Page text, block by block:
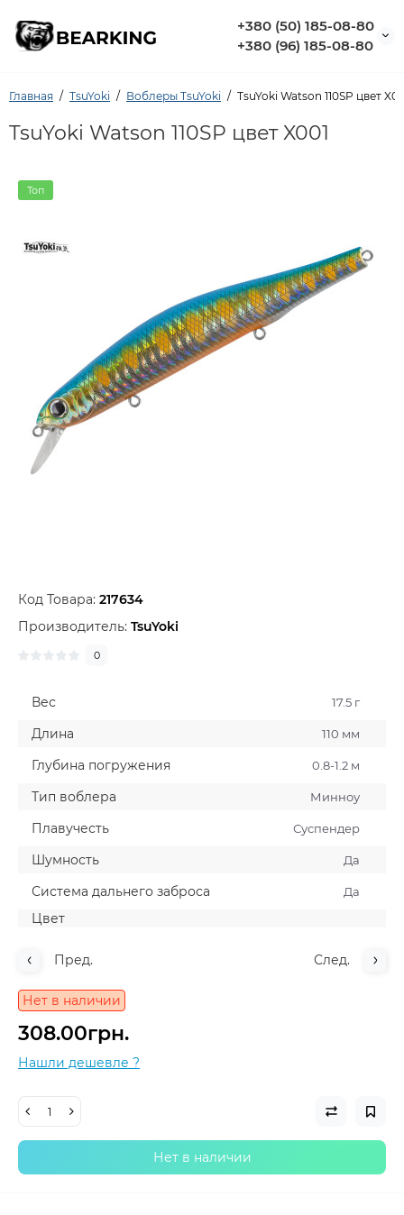
+380 (50) 185-08-80
+380 (96) 185-08-80
Главная TsuYoki Воблеры TsuYoki TsuYoki Watson 110SP цвет
TsuYoki Watson 110SP цвет X001
Топ
Код Товара: 217634
Производитель: TsuYoki
0
Вес 17.5 г
Длина 110 мм
Глубина погружения 0.8-1.2 м
Тип воблера Минноу
Плавучесть Суспендер
Шумность Да
Система дальнего заброса Да
Цвет
Пред. След.
Нет в наличии
308.00грн.
Нашли дешевле ?
Нет в наличии